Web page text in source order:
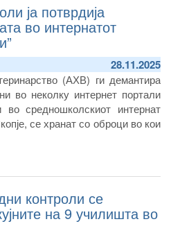
ја потврдија
во интернатот
28.11.2025
(АХВ) ги демантира
во неколку интернет портали
во средношколскиот интернат
се хранат со оброци во кои
контроли се
на 9 училишта во